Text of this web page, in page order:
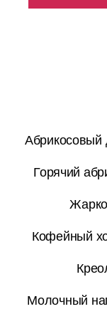
Абрикосовый
Горячий
Кофейный
Молочный